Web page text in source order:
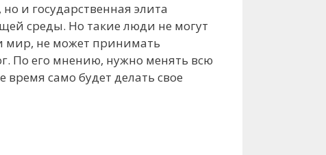
и государственная элита
среды. Но такие люди не могут
мир, не может принимать
По его мнению, нужно менять всю
само будет делать свое